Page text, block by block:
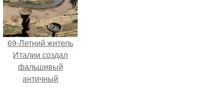
69-Летний житель
Италии создал
фальшивый
античный